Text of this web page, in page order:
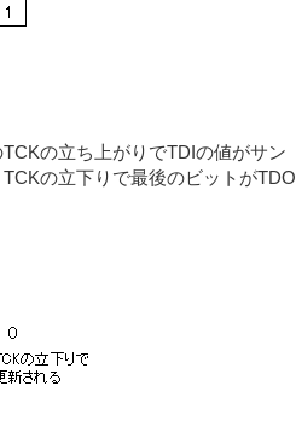
の立ち上がりでTDIの値がサン
の立下りで最後のビットがTDO